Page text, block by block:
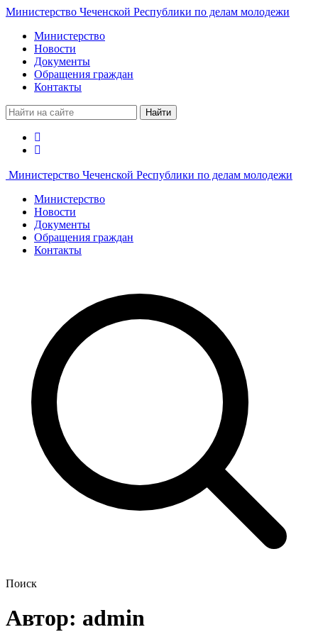
Министерство Чеченской Республики по делам молодежи
Министерство
Новости
Документы
Обращения граждан
Контакты
Найти
Министерство Чеченской Республики по делам молодежи
Министерство
Новости
Документы
Обращения граждан
Контакты
Поиск
Автор: admin